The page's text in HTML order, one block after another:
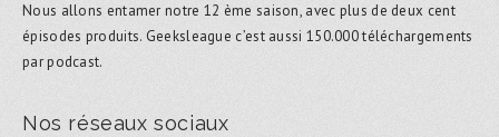
Nous allons entamer notre 12 ème saison, avec plus de deux cent
épisodes produits. Geeksleague c’est aussi 150.000 téléchargements
par podcast.
Nos réseaux sociaux